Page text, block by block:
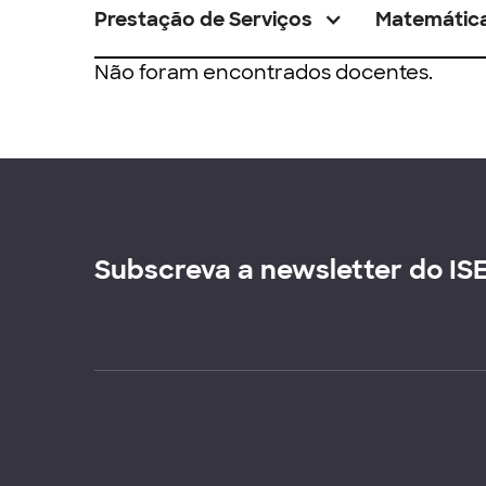
Prestação de Serviços
Não foram encontrados docentes.
Subscreva a newsletter do